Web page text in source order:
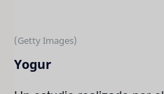
(Getty Images)
Yogur